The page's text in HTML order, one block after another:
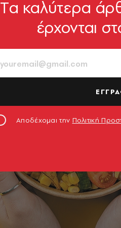
Tα καλύτερα
έρχονται
Αποδέχομαι την Πολιτική